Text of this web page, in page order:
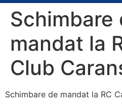
Schimbare
mandat la
Club
Schimbare de mandat la RC